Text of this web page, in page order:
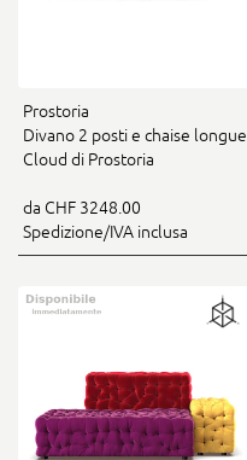
Prostoria
Divano 2 posti e chaise longue
Cloud di Prostoria
da CHF 3248.00
Spedizione/IVA inclusa